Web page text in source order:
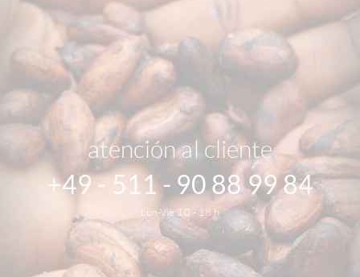
atención al cliente
+49 - 511 - 90 88 99 84
Lun-Vie 10 - 18 h